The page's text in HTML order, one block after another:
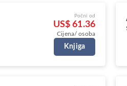
Počni od
US$ 61.36
Cijena/ osoba
Knjiga